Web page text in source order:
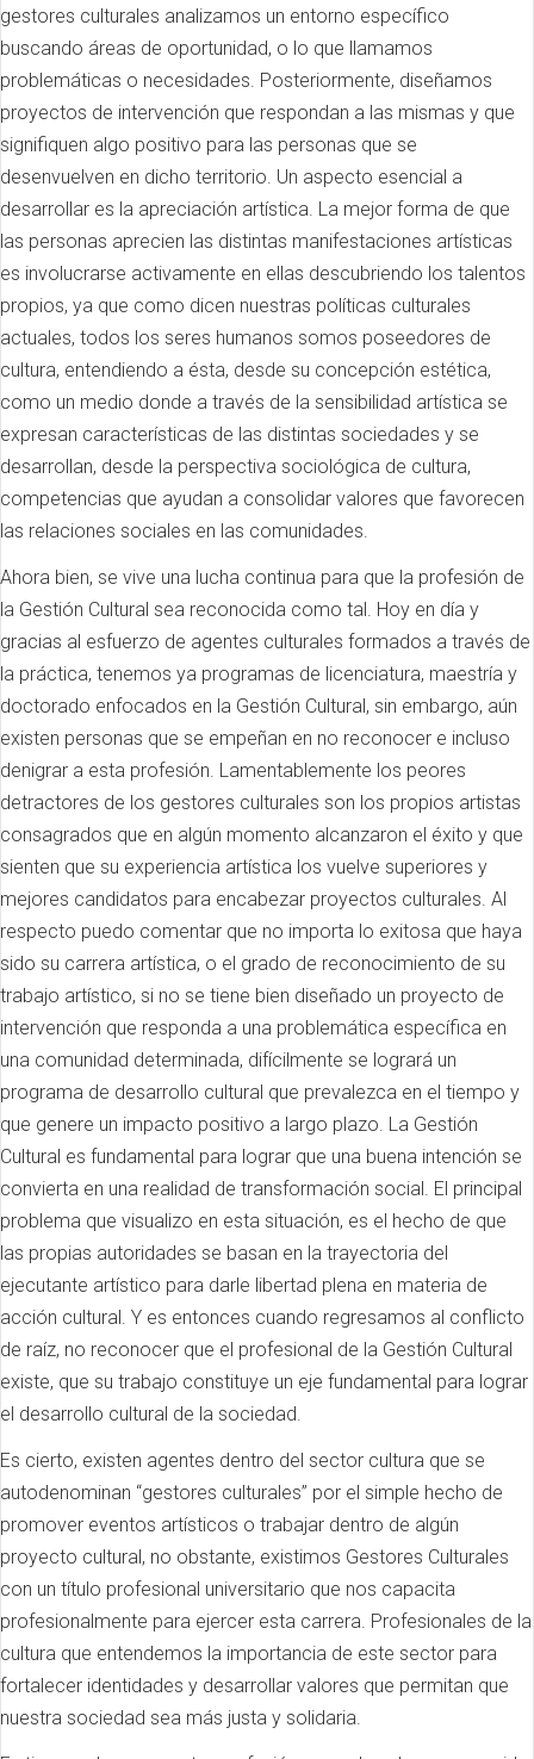
gestores culturales analizamos un entorno específico
buscando áreas de oportunidad, o lo que llamamos
problemáticas o necesidades. Posteriormente, diseñamos
proyectos de intervención que respondan a las mismas y que
signifiquen algo positivo para las personas que se
desenvuelven en dicho territorio. Un aspecto esencial a
desarrollar es la apreciación artística. La mejor forma de que
las personas aprecien las distintas manifestaciones artísticas
es involucrarse activamente en ellas descubriendo los talentos
propios, ya que como dicen nuestras políticas culturales
actuales, todos los seres humanos somos poseedores de
cultura, entendiendo a ésta, desde su concepción estética,
como un medio donde a través de la sensibilidad artística se
expresan características de las distintas sociedades y se
desarrollan, desde la perspectiva sociológica de cultura,
competencias que ayudan a consolidar valores que favorecen
las relaciones sociales en las comunidades.
Ahora bien, se vive una lucha continua para que la profesión de
la Gestión Cultural sea reconocida como tal. Hoy en día y
gracias al esfuerzo de agentes culturales formados a través de
la práctica, tenemos ya programas de licenciatura, maestría y
doctorado enfocados en la Gestión Cultural, sin embargo, aún
existen personas que se empeñan en no reconocer e incluso
denigrar a esta profesión. Lamentablemente los peores
detractores de los gestores culturales son los propios artistas
consagrados que en algún momento alcanzaron el éxito y que
sienten que su experiencia artística los vuelve superiores y
mejores candidatos para encabezar proyectos culturales. Al
respecto puedo comentar que no importa lo exitosa que haya
sido su carrera artística, o el grado de reconocimiento de su
trabajo artístico, si no se tiene bien diseñado un proyecto de
intervención que responda a una problemática específica en
una comunidad determinada, difícilmente se logrará un
programa de desarrollo cultural que prevalezca en el tiempo y
que genere un impacto positivo a largo plazo. La Gestión
Cultural es fundamental para lograr que una buena intención se
convierta en una realidad de transformación social. El principal
problema que visualizo en esta situación, es el hecho de que
las propias autoridades se basan en la trayectoria del
ejecutante artístico para darle libertad plena en materia de
acción cultural. Y es entonces cuando regresamos al conflicto
de raíz, no reconocer que el profesional de la Gestión Cultural
existe, que su trabajo constituye un eje fundamental para lograr
el desarrollo cultural de la sociedad.
Es cierto, existen agentes dentro del sector cultura que se
autodenominan “gestores culturales” por el simple hecho de
promover eventos artísticos o trabajar dentro de algún
proyecto cultural, no obstante, existimos Gestores Culturales
con un título profesional universitario que nos capacita
profesionalmente para ejercer esta carrera. Profesionales de la
cultura que entendemos la importancia de este sector para
fortalecer identidades y desarrollar valores que permitan que
nuestra sociedad sea más justa y solidaria.